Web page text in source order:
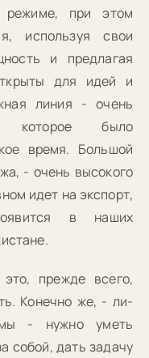
при этом
используя свои
и предлагая
для идей и
линия - очень
которое было
время. Большой
- очень высокого
идет на экспорт,
в наших
прежде всего,
Конечно же, - ли-
- нужно уметь
собой, дать задачу